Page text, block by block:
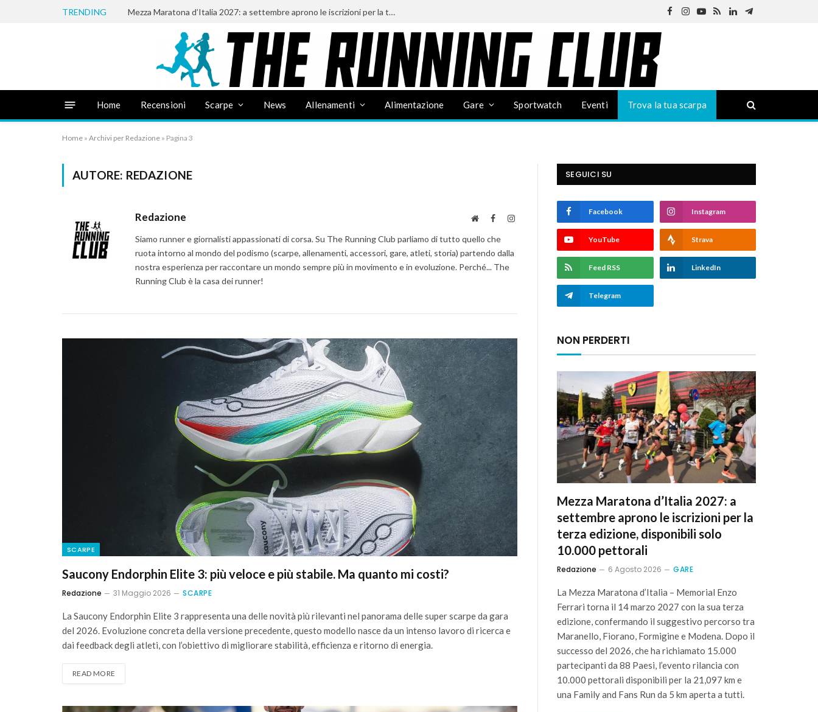
TRENDING Mezza Maratona d’Italia 2027: a settembre aprono le iscrizioni per la terza edizione, disponibili solo 10.000 pettorali
Facebook
Instagram
YouTube
RSSLinkedInTelegram
Home Recensioni Scarpe News Allenamenti Alimentazione Gare Sportwatch Eventi Trova la tua scarpa
Home » Archivi per Redazione » Pagina 3
AUTORE: REDAZIONE
Redazione WebsiteFacebookInstagram
Siamo runner e giornalisti appassionati di corsa. Su The Running Club parliamo di tutto quello che
ruota intorno al mondo del podismo (scarpe, allenamenti, accessori, gare, atleti, storia) partendo dalla
nostra esperienza per raccontare un mondo sempre più in movimento e in evoluzione. Perché... The
Running Club è la casa dei runner!
SCARPE
Saucony Endorphin Elite 3: più veloce e più stabile. Ma quanto mi costi?
Redazione 31 Maggio 2026 SCARPE
La Saucony Endorphin Elite 3 rappresenta una delle novità più rilevanti nel panorama delle super scarpe da gara
del 2026. Evoluzione concreta della versione precedente, questo modello nasce da un intenso lavoro di ricerca e
dai feedback degli atleti, con l’obiettivo di migliorare stabilità, efficienza e ritorno di energia.
READ MORE
SEGUICI SU
Facebook Instagram
YouTube Strava
Feed RSS LinkedIn
Telegram
NON PERDERTI
Mezza Maratona d’Italia 2027: a
settembre aprono le iscrizioni per la
terza edizione, disponibili solo
10.000 pettorali
Redazione 6 Agosto 2026 GARE
La Mezza Maratona d’Italia – Memorial Enzo
Ferrari torna il 14 marzo 2027 con la sua terza
edizione, confermando il suggestivo percorso tra
Maranello, Fiorano, Formigine e Modena. Dopo il
successo del 2026, che ha richiamato 15.000
partecipanti da 88 Paesi, l’evento rilancia con
10.000 pettorali disponibili per la 21,097 km e
una Family and Fans Run da 5 km aperta a tutti.